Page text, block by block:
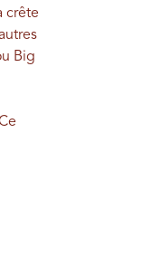
crête
Big